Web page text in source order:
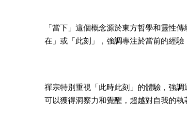
「當下」這個概念源於東方哲學和靈性
在」或「此刻」，強調專注於當前的經驗
禪宗特別重視「此時此刻」的體驗，強
可以獲得洞察力和覺醒，超越對自我的執